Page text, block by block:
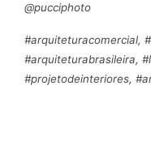
@pucciphoto
#arquiteturacomercial,
#arquiteturabrasileira,
#projetodeinteriores,